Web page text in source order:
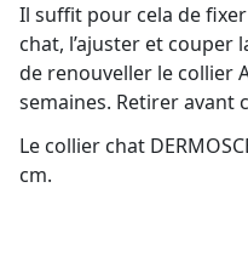
Il suffit pour cela de
chat, l’ajuster et
de renouveller le collier
semaines. Retirer avant
Le collier chat
cm.